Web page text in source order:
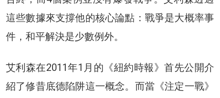
這些數據來支撐他的核心論點：戰爭是大概率事
件，和平解決是少數例外。
艾利森在2011年1月的《紐約時報》首先公開介
紹了修昔底德陷阱這一概念。而當《注定一戰》